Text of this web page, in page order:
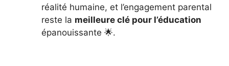
réalité humaine, et l’engagement parental
reste la meilleure clé pour l’éducation
épanouissante 🌟.